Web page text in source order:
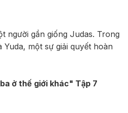
người gần giống Judas. Trong
một sự giải quyết hoàn
ở thế giới khác" Tập 7